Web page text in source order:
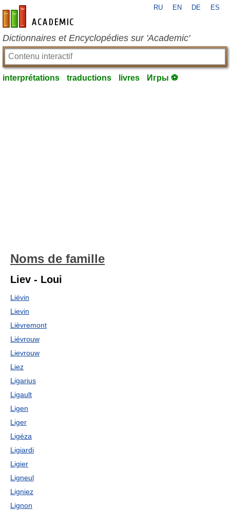
fr-academic.com
RU EN DE ES
Dictionnaires et Encyclopédies sur 'Academic'
interprétations traductions livres Игры ⚽
Noms de famille
Liev - Loui
Liévin
Lievin
Lièvremont
Liévrouw
Lievrouw
Liez
Ligarius
Ligault
Ligen
Liger
Ligéza
Ligiardi
Ligier
Ligneul
Ligniez
Lignon